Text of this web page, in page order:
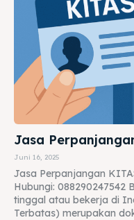
Jasa
Juni 16, 2025
Jasa Perpanjangan
Hubungi: 088290247542
tinggal atau bekerja di
Terbatas) merupakan